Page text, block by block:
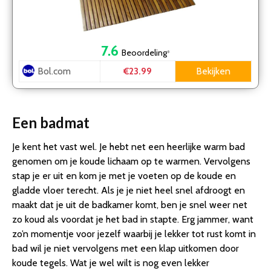
7.6 Beoordeling*
Bol.com €23.99 Bekijken
Een badmat
Je kent het vast wel. Je hebt net een heerlijke warm bad
genomen om je koude lichaam op te warmen. Vervolgens
stap je er uit en kom je met je voeten op de koude en
gladde vloer terecht. Als je je niet heel snel afdroogt en
maakt dat je uit de badkamer komt, ben je snel weer net
zo koud als voordat je het bad in stapte. Erg jammer, want
zo’n momentje voor jezelf waarbij je lekker tot rust komt in
bad wil je niet vervolgens met een klap uitkomen door
koude tegels. Wat je wel wilt is nog even lekker